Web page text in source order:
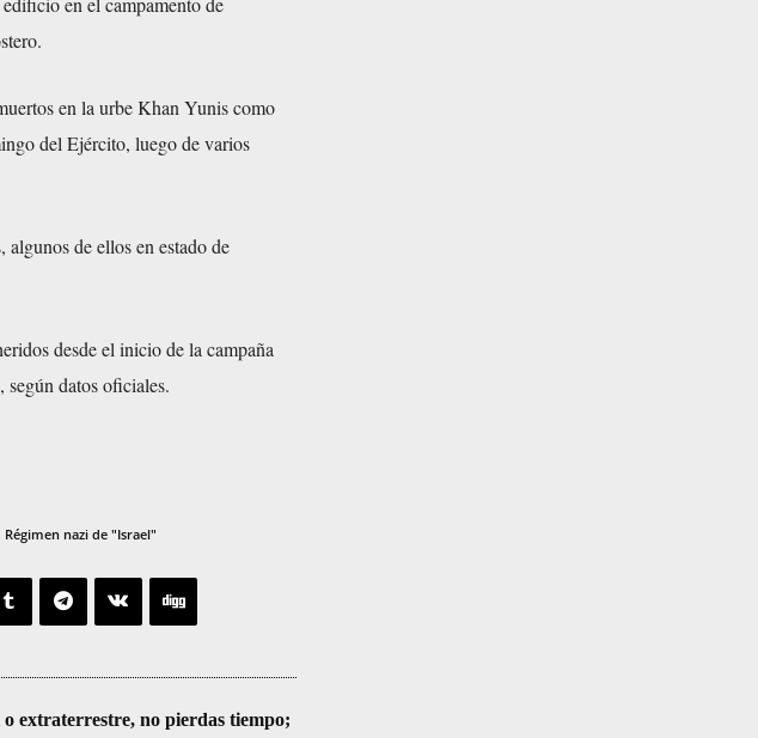
en la urbe Khan Yunis como
del Ejército, luego de varios
algunos de ellos en estado de
desde el inicio de la campaña
datos oficiales.
Régimen nazi de "Israel"
extraterrestre, no pierdas tiempo;